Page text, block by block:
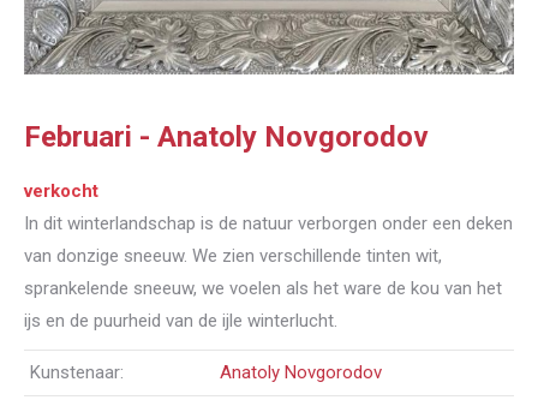
Februari - Anatoly Novgorodov
verkocht
In dit winterlandschap is de natuur verborgen onder een deken
van donzige sneeuw. We zien verschillende tinten wit,
sprankelende sneeuw, we voelen als het ware de kou van het
ijs en de puurheid van de ijle winterlucht.
Kunstenaar: Anatoly Novgorodov